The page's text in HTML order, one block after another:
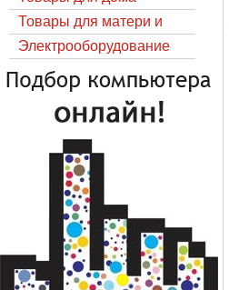
Товары для матери и
ребёнка
Электрооборудование